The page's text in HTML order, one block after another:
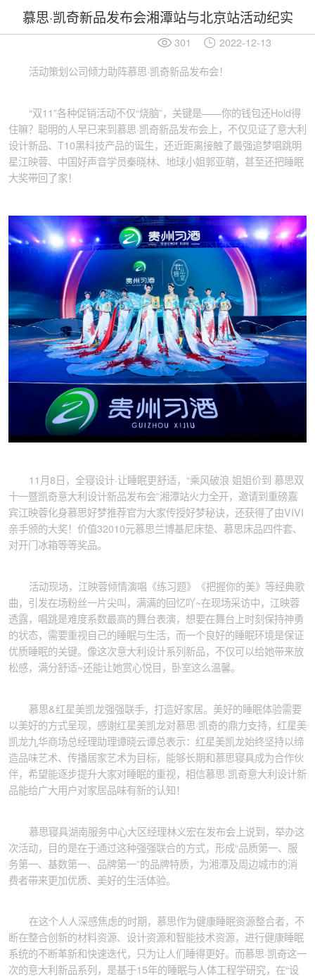
慕思·凯奇新品发布会湘潭站与北京站活动纪实
301 2022-12-13
活动策划公司倾力助阵慕思·凯奇新品发布会！
“双11”各种促销活动不仅“烧脑”，关键是——你的钱包还Hold得
住嘛？聪明的人早已来到慕思·凯奇新品发布会上，不仅见证了意大利
设计新品、T10黑科技产品的诞生，还近距离接触了最强追梦唱跳明
星江映蓉、中国好声音学员秦晓林、地球小姐郭亚萌，甚至还把睡眠
大奖带回了家！
11月8日，全寝设计·让睡眠更舒适，“乘风破浪 姐姐价到 慕思双
十一暨凯奇意大利设计新品发布会”湘潭站火力全开，邀请到重磅嘉
宾江映蓉化身慕思好梦推荐官为大家传授好梦秘诀，还获得了由VIVI
亲手颁的大奖！价值32010元慕思兰博基尼床垫、慕思床品四件套、
对开门冰箱等等奖品。
活动现场，江映蓉倾情演唱《练习题》《把握你的美》等经典歌
曲，引发在场粉丝一片尖叫，满满的回忆吖~在现场采访中，江映蓉
透露，唱跳是难度系数最高的舞台表演，想要在舞台上时刻保持神勇
的状态，需要重视自己的睡眠与生活，而一个良好的睡眠环境是保证
优质睡眠的关键。像这次意大利设计系列新品，不仅可以给她带来放
松感，满分舒适~还能让她赏心悦目，卧室这么温馨。
慕思&红星美凯龙强强联手，打造好家居。美好的睡眠体验需要
以美好的方式呈现，感谢红星美凯龙对慕思·凯奇的鼎力支持，红星美
凯龙九华商场总经理助理谭晓云谭总表示：红星美凯龙始终坚持以缔
造品味艺术、传播居家艺术为目标，能够长期和慕思寝具成为合作伙
伴，希望能逐步提升大家对睡眠的重视，相信慕思·凯奇意大利设计新
品能给广大用户对家居品味有新的认知！
慕思寝具湖南服务中心大区经理林义宏在发布会上说到，举办这
次活动，目的是在于通过这种强强联合的方式，形成“品质第一、服
务第一、基数第一、品牌第一”的品牌特质，为湘潭及周边城市的消
费者带来更加优质、美好的生活体验。
在这个人人深感焦虑的时期，慕思作为健康睡眠资源整合者，不
断在整合创新的材料资源、设计资源和智能技术资源，进行健康睡眠
系统的不断革新和快速迭代，只为让人们睡得更好。而慕思·凯奇这一
次的意大利新品系列，是基于15年的睡眠与人体工程学研究，在“设